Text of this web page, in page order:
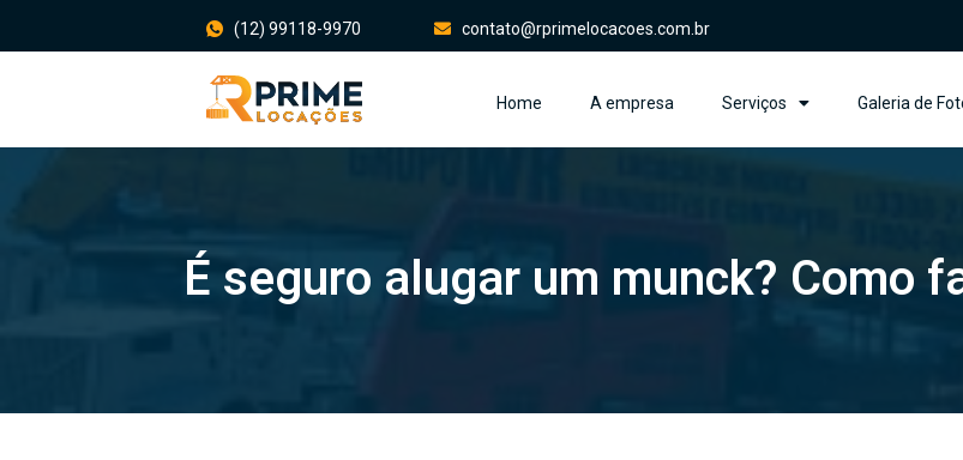
(12) 99118-9970 contato@rprimelocacoes.com.br
Home A empresa Serviços Galeria de
É seguro alugar um munck? Como